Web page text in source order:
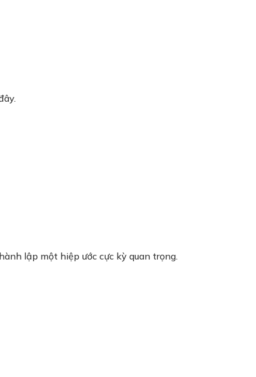
lập một hiệp ước cực kỳ quan trọng.